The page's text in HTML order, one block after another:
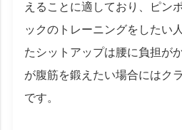
えることに適しており、ピン
ックのトレーニングをしたい
たシットアップは腰に負担が
が腹筋を鍛えたい場合にはク
です。